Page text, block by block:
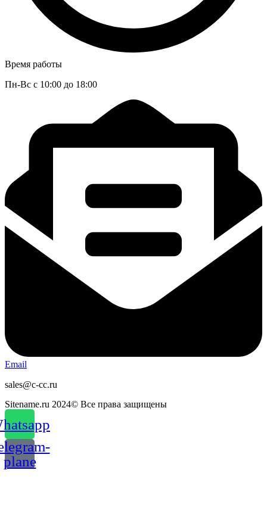
Время работы
Пн-Вс с 10:00 до 18:00
Email
sales@c-cc.ru
Sitename.ru 2024© Все права защищены
plane